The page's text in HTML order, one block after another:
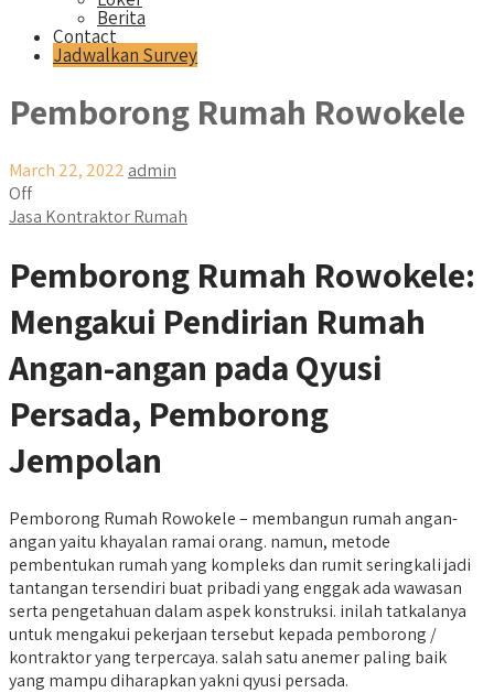
Berita
Contact
Jadwalkan Survey
Pemborong Rumah Rowokele
March 22, 2022 admin
Off
Jasa Kontraktor Rumah
Pemborong Rumah Rowokele:
Mengakui Pendirian Rumah
Angan-angan pada Qyusi
Persada, Pemborong
Jempolan
Pemborong Rumah Rowokele – membangun rumah angan-
angan yaitu khayalan ramai orang. namun, metode
pembentukan rumah yang kompleks dan rumit seringkali jadi
tantangan tersendiri buat pribadi yang enggak ada wawasan
serta pengetahuan dalam aspek konstruksi. inilah tatkalanya
untuk mengakui pekerjaan tersebut kepada pemborong /
kontraktor yang terpercaya. salah satu anemer paling baik
yang mampu diharapkan yakni qyusi persada.